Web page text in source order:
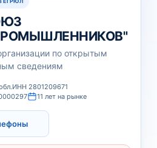
по открытым
сведениям
ИНН 2801209671
11 лет на рынке